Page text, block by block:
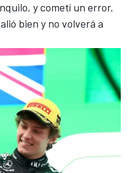
y cometí un error.
bien y no volverá a